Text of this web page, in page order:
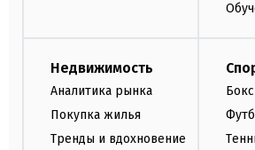
Недвижимость
Аналитика рынка
Покупка жилья
Тренды и вдохновение
Бокс